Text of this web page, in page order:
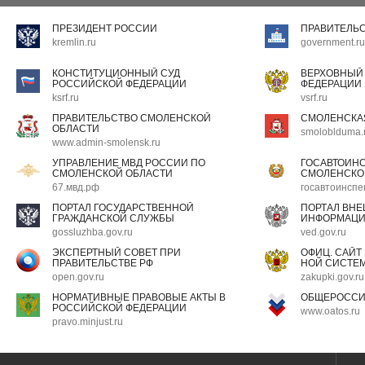
ПРЕЗИДЕНТ РОССИИ
kremlin.ru
government.ru
КОНСТИТУЦИОННЫЙ СУД
РОССИЙСКОЙ ФЕДЕРАЦИИ
ksrf.ru
ФЕДЕРАЦИИ
vsrf.ru
ПРАВИТЕЛЬСТВО СМОЛЕНСКОЙ
ОБЛАСТИ
www.admin-smolensk.ru
УПРАВЛЕНИЕ МВД РОССИИ ПО
СМОЛЕНСКОЙ ОБЛАСТИ
67.мвд.рф
ПОРТАЛ ГОСУДАРСТВЕННОЙ
ГРАЖДАНСКОЙ СЛУЖБЫ
gossluzhba.gov.ru
ПОРТАЛ
ved.gov.ru
ЭКСПЕРТНЫЙ СОВЕТ ПРИ
ПРАВИТЕЛЬСТВЕ РФ
open.gov.ru
ОФИЦ.
НОЙ
zakupki.gov.ru
НОРМАТИВНЫЕ ПРАВОВЫЕ АКТЫ В
РОССИЙСКОЙ ФЕДЕРАЦИИ
pravo.minjust.ru
www.oatos.ru